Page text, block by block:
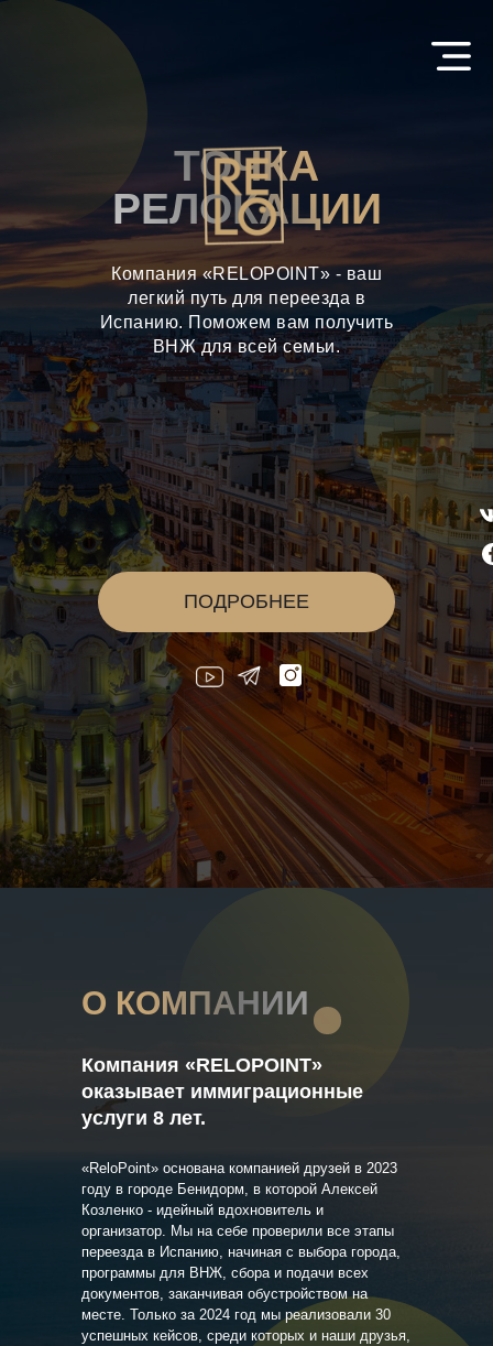
ТОЧКА
РЕЛОКАЦИИ
Компания «RELOPOINT» - ваш
легкий путь для переезда в
Испанию. Поможем вам получить
ВНЖ для всей семьи.
ПОДРОБНЕЕ
О КОМПАНИИ
Компания «RELOPOINT»
оказывает иммиграционные
услуги 8 лет.
«ReloPoint» основана компанией друзей в 2023
году в городе Бенидорм, в которой Алексей
Козленко - идейный вдохновитель и
организатор. Мы на себе проверили все этапы
переезда в Испанию, начиная с выбора города,
программы для ВНЖ, сбора и подачи всех
документов, заканчивая обустройством на
месте. Только за 2024 год мы реализовали 30
успешных кейсов, среди которых и наши друзья,